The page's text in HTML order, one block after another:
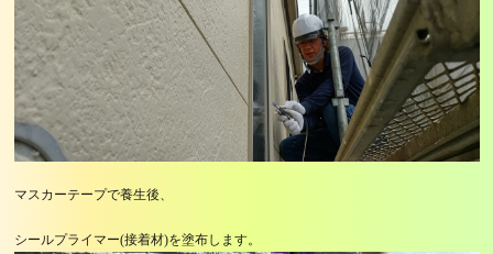
マスカーテープで養生後、
シールプライマー(接着材)を塗布します。